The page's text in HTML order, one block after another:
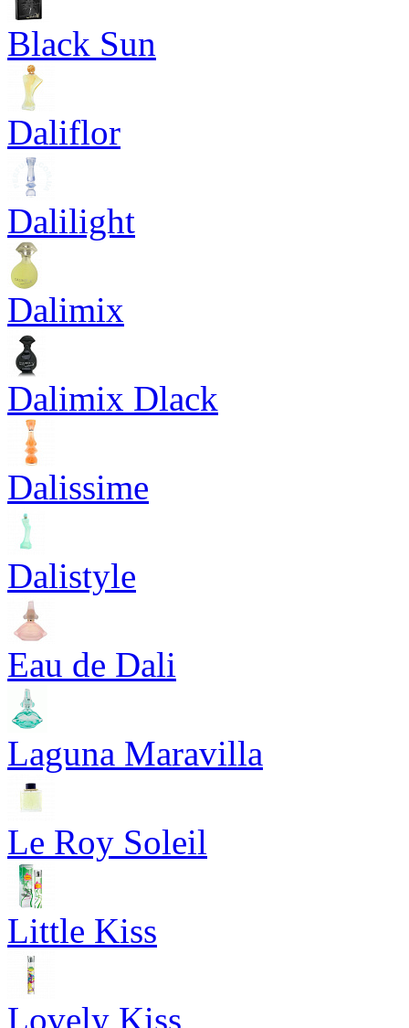
Black Sun
Daliflor
Dalilight
Dalimix
Dalimix Dlack
Dalissime
Dalistyle
Eau de Dali
Laguna Maravilla
Le Roy Soleil
Little Kiss
Lovely Kiss